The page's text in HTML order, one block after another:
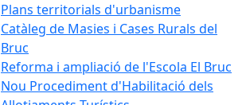
Plans territorials d'urbanisme
Catàleg de Masies i Cases Rurals del
Bruc
Reforma i ampliació de l'Escola El Bruc
Nou Procediment d'Habilitació dels